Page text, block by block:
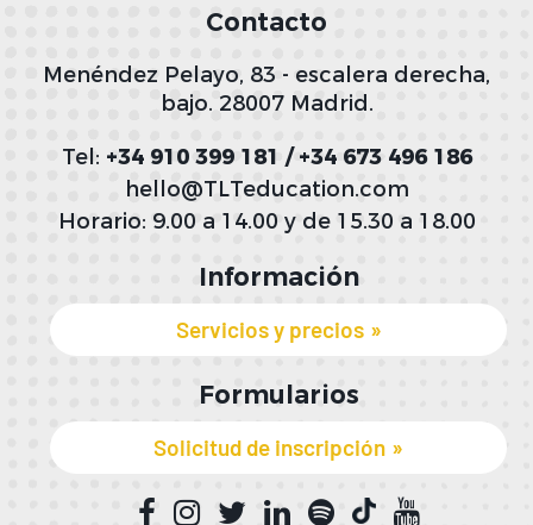
Contacto
Menéndez Pelayo, 83 - escalera derecha,
bajo. 28007 Madrid.
Tel: +34 910 399 181 / +34 673 496 186
hello@TLTeducation.com
Horario: 9.00 a 14.00 y de 15.30 a 18.00
Información
Servicios y precios
Formularios
Solicitud de inscripción